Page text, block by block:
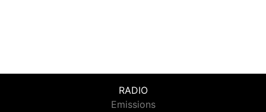
RADIO
Emissions